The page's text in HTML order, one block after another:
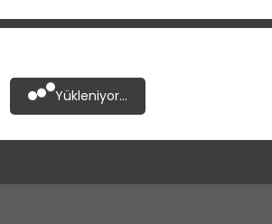
Yükleniyor...